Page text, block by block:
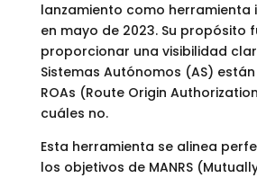
lanzamiento como herramienta
en mayo de 2023. Su propósito
proporcionar una visibilidad
Sistemas Autónomos (AS)
ROAs (Route Origin
cuáles no.
Esta herramienta se alinea
los objetivos de MANRS